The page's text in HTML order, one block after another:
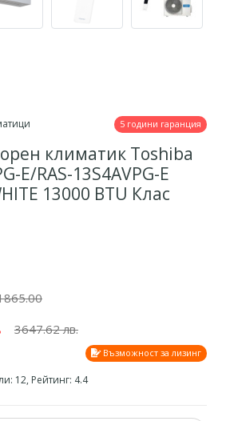
5 години гаранция
климатик Toshiba
E/RAS-13S4AVPG-E
13000 BTU Клас
3647.62 лв.
Възможност за лизинг
12, Рейтинг: 4.4